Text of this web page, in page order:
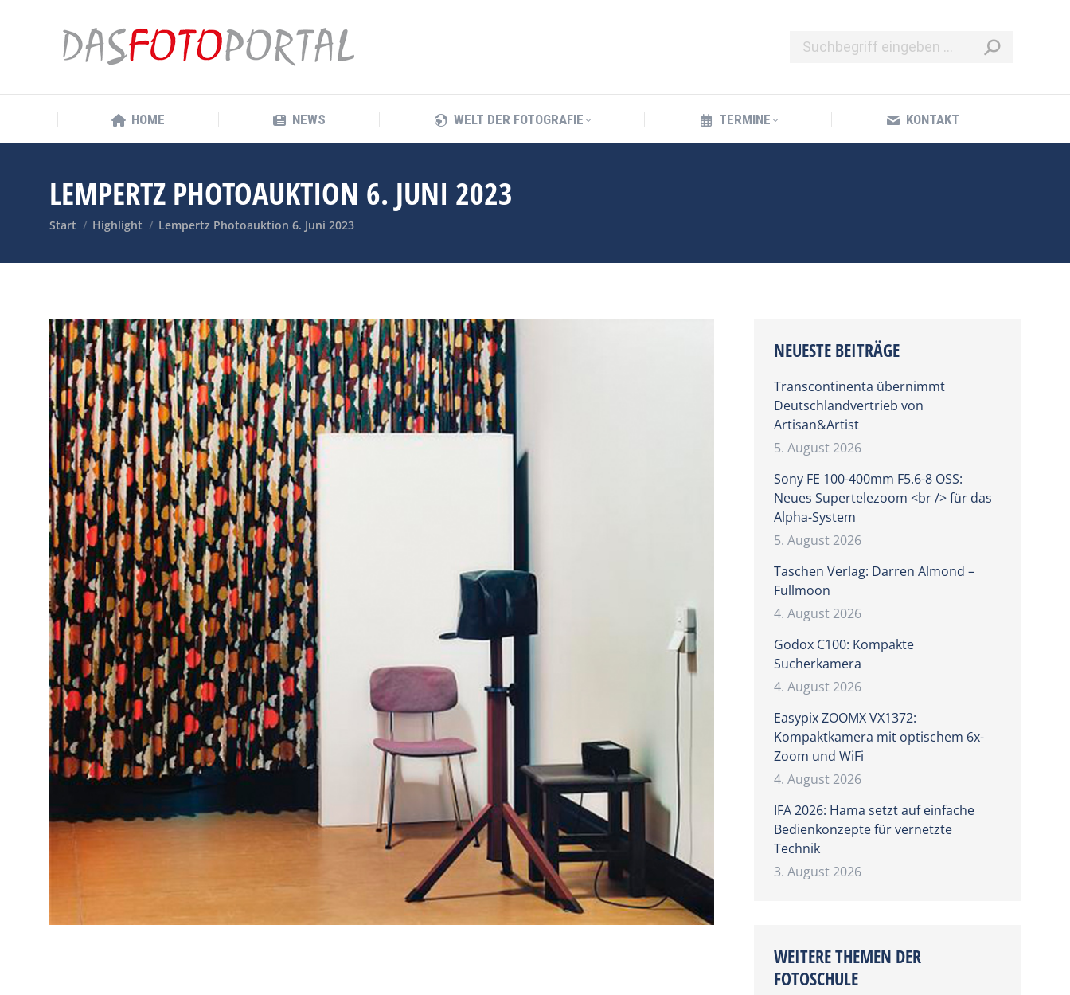
HOME NEWS WELT DER FOTOGRAFIE TERMINE KONTAKT
LEMPERTZ PHOTOAUKTION 6. JUNI 2023
Sie befinden sich hier:
Start Highlight Lempertz Photoauktion 6. Juni 2023
NEUESTE BEITRÄGE
Transcontinenta übernimmt
Deutschlandvertrieb von
Artisan&Artist
5. August 2026
Sony FE 100-400mm F5.6-8 OSS:
Neues Supertelezoom <br /> für das
Alpha-System
5. August 2026
Taschen Verlag: Darren Almond –
Fullmoon
4. August 2026
Godox C100: Kompakte
Sucherkamera
4. August 2026
Easypix ZOOMX VX1372:
Kompaktkamera mit optischem 6x-
Zoom und WiFi
4. August 2026
IFA 2026: Hama setzt auf einfache
Bedienkonzepte für vernetzte
Technik
3. August 2026
WEITERE THEMEN DER
FOTOSCHULE
HOME NEWS